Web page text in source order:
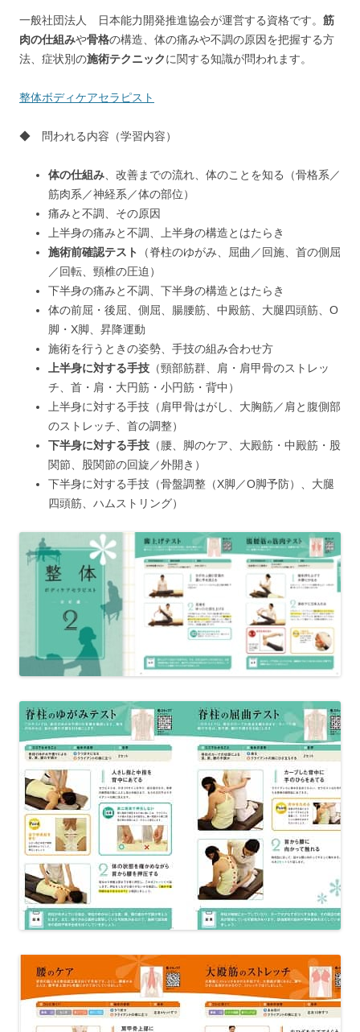
一般社団法人 日本能力開発推進協会が運営する資格です。 筋
肉の仕組みや骨格の構造、体の痛みや不調の原因を把握する方
法、症状別の施術テクニックに関する知識が問われます。
整体ボディケアセラピスト
◆ 問われる内容（学習内容）
体の仕組み 、改善までの流れ、体のことを知る（骨格系／
筋肉系／神経系／体の部位）
痛みと不調、その原因
上半身の痛みと不調、上半身の構造とはたらき
施術前確認テスト
（脊柱のゆがみ、屈曲／回施、首の側屈
／回転、頸椎の圧迫）
下半身の痛みと不調、下半身の構造とはたらき
体の前屈・後屈、側屈、腸腰筋、中殿筋、大腿四頭筋、O
脚・X脚、昇降運動
施術を行うときの姿勢、手技の組み合わせ方
上半身に対する手技 （頸部筋群、肩・肩甲骨のストレッ
チ、首・肩・大円筋・小円筋・背中）
上半身に対する手技（肩甲骨はがし、大胸筋／肩と腹側部
のストレッチ、首の調整）
下半身に対する手技 （腰、脚のケア、大殿筋・中殿筋・股
関節、股関節の回旋／外開き）
下半身に対する手技（骨盤調整（X脚／O脚予防）、大腿
四頭筋、ハムストリング）